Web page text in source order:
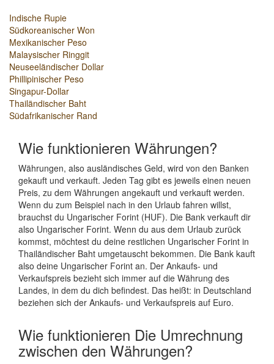
Indische Rupie
Südkoreanischer Won
Mexikanischer Peso
Malaysischer Ringgit
Neuseeländischer Dollar
Phillipinischer Peso
Singapur-Dollar
Thailändischer Baht
Südafrikanischer Rand
Wie funktionieren Währungen?
Währungen, also ausländisches Geld, wird von den Banken
gekauft und verkauft. Jeden Tag gibt es jeweils einen neuen
Preis, zu dem Währungen angekauft und verkauft werden.
Wenn du zum Beispiel nach in den Urlaub fahren willst,
brauchst du Ungarischer Forint (HUF). Die Bank verkauft dir
also Ungarischer Forint. Wenn du aus dem Urlaub zurück
kommst, möchtest du deine restlichen Ungarischer Forint in
Thailändischer Baht umgetauscht bekommen. Die Bank kauft
also deine Ungarischer Forint an. Der Ankaufs- und
Verkaufspreis bezieht sich immer auf die Währung des
Landes, in dem du dich befindest. Das heißt: in Deutschland
beziehen sich der Ankaufs- und Verkaufspreis auf Euro.
Wie funktionieren Die Umrechnung
zwischen den Währungen?